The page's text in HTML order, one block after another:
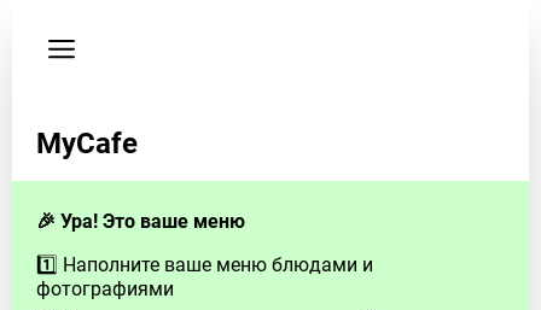
соглашение
+996523500802
MyCafe
🎉 Ура! Это ваше меню
1️⃣ Наполните ваше меню блюдами и
фотографиями